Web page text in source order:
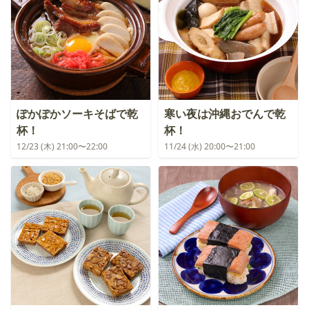
ぽかぽかソーキそばで乾
杯！
12/23 (木) 21:00〜22:00
寒い夜は沖縄おでんで乾
杯！
11/24 (水) 20:00〜21:00